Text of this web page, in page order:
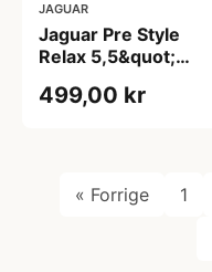
JAGUAR
Jaguar Pre Style
Relax 5,5&quot;
499,00 kr
« Forrige 1